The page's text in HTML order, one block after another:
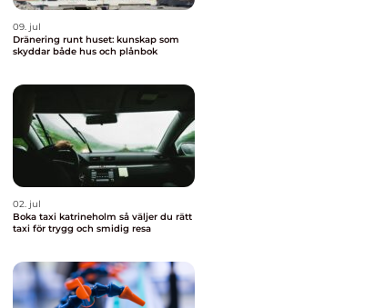
09. jul
Dränering runt huset: kunskap som
skyddar både hus och plånbok
02. jul
Boka taxi katrineholm så väljer du rätt
taxi för trygg och smidig resa